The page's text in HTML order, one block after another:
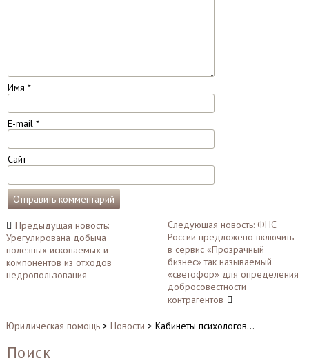
Имя *
E-mail *
Сайт
Навигация
по
записям
Предыдущая новость:
Урегулирована добыча
полезных ископаемых и
компонентов из отходов
недропользования
Следующая новость: ФНС
России предложено включить
в сервис «Прозрачный
бизнес» так называемый
«светофор» для определения
добросовестности
контрагентов
Юридическая помощь> Новости > Кабинеты психологов…
Поиск